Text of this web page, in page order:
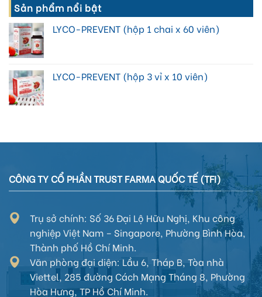
Sản phẩm nổi bật
LYCO-PREVENT (hộp 1 chai x 60 viên)
LYCO-PREVENT (hộp 3 vỉ x 10 viên)
CÔNG TY CỔ PHẦN TRUST FARMA QUỐC TẾ (TFI)
Trụ sở chính: Số 36 Đại Lộ Hữu Nghị, Khu công
nghiệp Việt Nam – Singapore, Phường Bình Hòa,
Thành phố Hồ Chí Minh.
Văn phòng đại diện: Lầu 6, Tháp B, Tòa nhà
Viettel, 285 đường Cách Mạng Tháng 8, Phường
Hòa Hưng, TP Hồ Chí Minh.